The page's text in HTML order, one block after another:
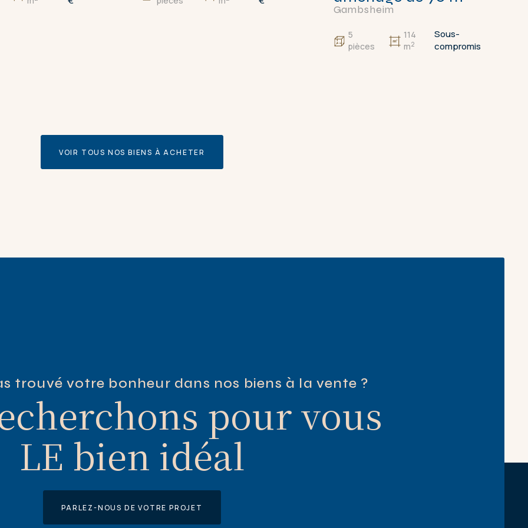
Gambsheim
5
pièces
114
m2
Sous-
compromis
VOIR TOUS NOS BIENS À ACHETER
trouvé votre bonheur dans nos biens à la vente ?
pour vous
LE bien idéal
PARLEZ-NOUS DE VOTRE PROJET